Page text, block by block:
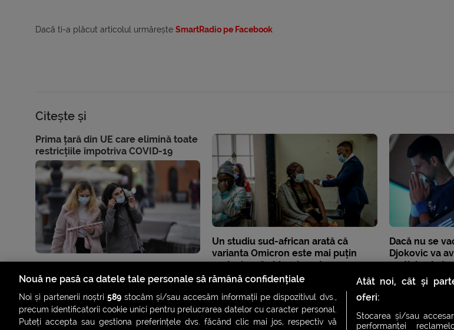
Dacă ti-a plăcut articolul urmărește SmartRadio pe Facebook
Citește și
Prima țară din UE care elimină toate
restricțiile împotriva COVID-19
Un studiu sud-african arată că
varianta Omicron este mai puțin
periculoasă chiar și pentru
nevaccinați
Dacă nu se
Djokovic va
participa la
din 2022
Nouă ne pasă ca datele tale personale să rămână confidențiale
Noi și partenerii noștri589 stocăm și/sau accesăm informații pe dispozitivul dvs.,
precum identificatorii cookie unici pentru prelucrarea datelor cu caracter personal.
Puteți accepta sau gestiona preferințele dvs. făcând clic mai jos, respectiv vă
Atât noi, cât și
oferi:
Stocarea și/sau
performanței